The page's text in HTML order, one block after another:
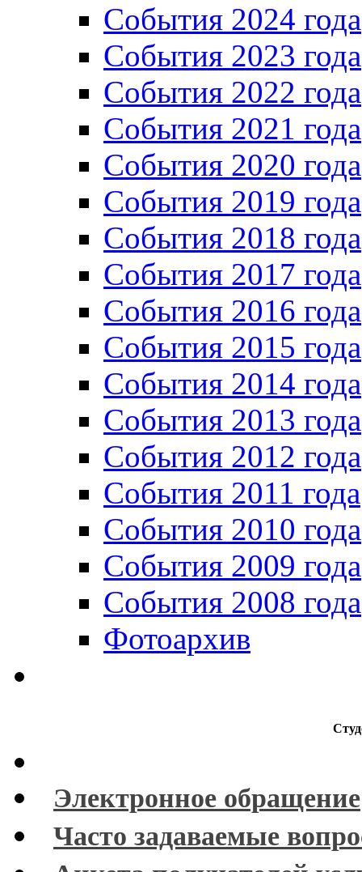
События 2024 года
События 2023 года
Cобытия 2022 года
Cобытия 2021 года
События 2020 года
События 2019 года
События 2018 года
События 2017 года
События 2016 года
События 2015 года
События 2014 года
События 2013 года
События 2012 года
События 2011 года
События 2010 года
События 2009 года
События 2008 года
Фотоархив
Электронное обращение
Часто задаваемые